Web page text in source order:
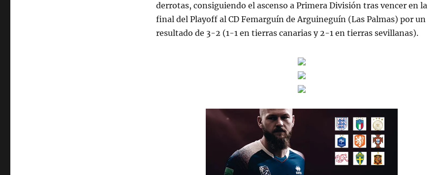
derrotas, consiguiendo el ascenso a Primera División tras vencer en la
final del Playoff al CD Femarguín de Arguineguín (Las Palmas) por un
resultado de 3-2 (1-1 en tierras canarias y 2-1 en tierras sevillanas).